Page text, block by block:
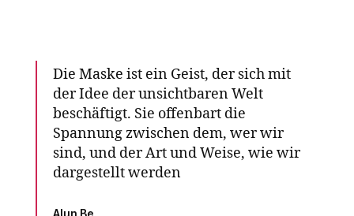
Die Maske ist ein Geist, der sich mit
der Idee der unsichtbaren Welt
beschäftigt. Sie offenbart die
Spannung zwischen dem, wer wir
sind, und der Art und Weise, wie wir
dargestellt werden